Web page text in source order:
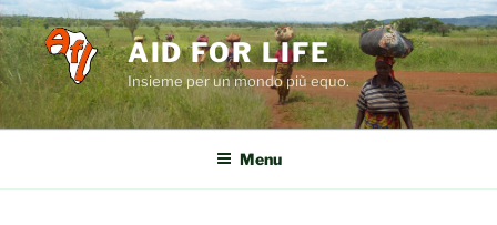
Salta
al
contenuto
AID FOR LIFE
Insieme per un mondo più equo.
Menu